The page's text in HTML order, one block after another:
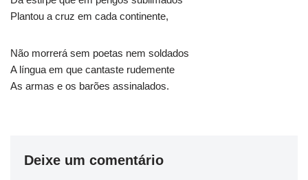
Plantou a cruz em cada continente,
Não morrerá sem poetas nem soldados
A língua em que cantaste rudemente
As armas e os barões assinalados.
Deixe um comentário